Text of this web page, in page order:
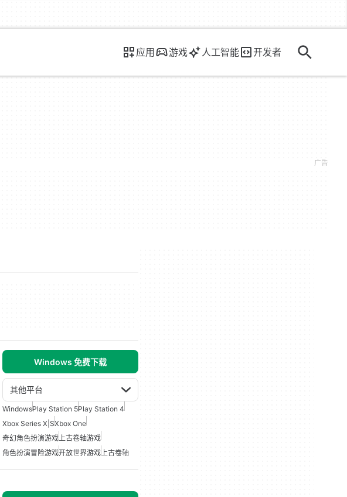
应用 游戏 人工智能 开发者
Windows 免费下载
其他平台
WindowsPlay Station 5Play Station 4
Xbox Series X|SXbox One
奇幻角色扮演游戏上古卷轴游戏
角色扮演冒险游戏开放世界游戏上古卷轴